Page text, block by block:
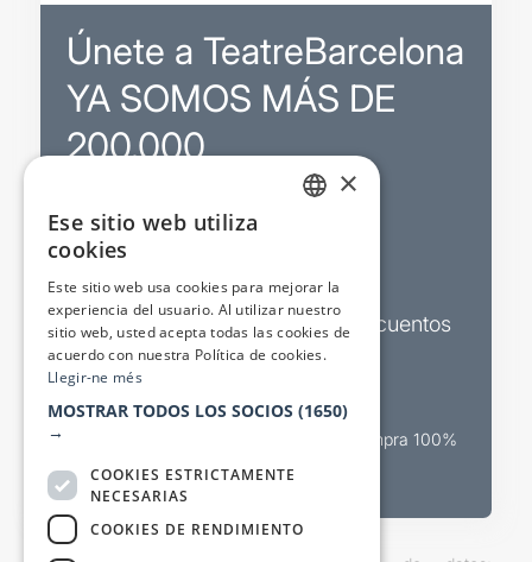
Únete a TeatreBarcelona
YA SOMOS MÁS DE
200.000
Promociones
Boletines de actualidad y descuentos
Valora espectáculos
Canal oficial de venta teatral Compra 100%
×
Ese sitio web utiliza
cookies
Este sitio web usa cookies para mejorar la
experiencia del usuario. Al utilizar nuestro
sitio web, usted acepta todas las cookies de
acuerdo con nuestra Política de cookies.
Llegir-ne més
MOSTRAR TODOS LOS SOCIOS (1650)
→
COOKIES ESTRICTAMENTE
NECESARIAS
COOKIES DE RENDIMIENTO